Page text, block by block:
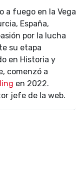
a fuego en la Vega
España,
por la lucha
su etapa
en Historia y
comenzó a
en 2022.
jefe de la web.